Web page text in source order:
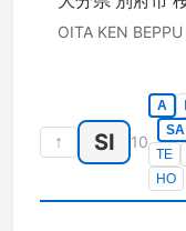
OITA KEN
↑ SI 10
A
SA
TE
HO